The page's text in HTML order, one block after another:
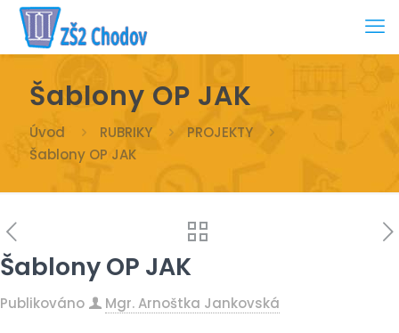
Šablony OP JAK
Úvod RUBRIKY
PROJEKTY
Šablony OP JAK
Šablony OP JAK
Publikováno Mgr. Arnoštka Jankovská